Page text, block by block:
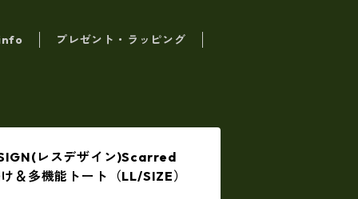
プレゼント・ラッピング
レスデザイン)Scarred
＆多機能トート（LL/SIZE）